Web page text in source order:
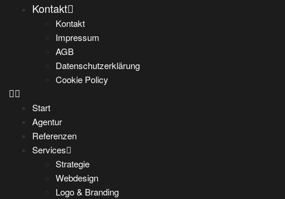
Kontakt
Kontakt
Impressum
AGB
Datenschutzerklärung
Cookie Policy
Start
Agentur
Referenzen
Services
Strategie
Webdesign
Logo & Branding